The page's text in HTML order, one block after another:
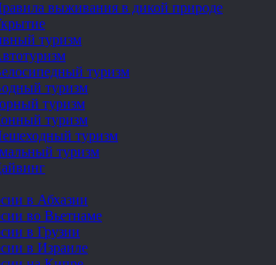
выживания в дикой природе
туризм
туризм
туризм
туризм
туризм
туризм
туризм
в Абхазии
во Вьетнаме
в Грузии
в Израиле